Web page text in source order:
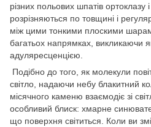
різних польових шпатів ортоклазу
розрізняються по товщині і
між цими тонкими плоскими
багатьох напрямках, викликаючи
адуляресценцією.
Подібно до того, як молекули
світло, надаючи небу блакитний
місячного каменю взаємодіє зі
особливий блиск: хмарне
що поверхня світиться. Коли ви